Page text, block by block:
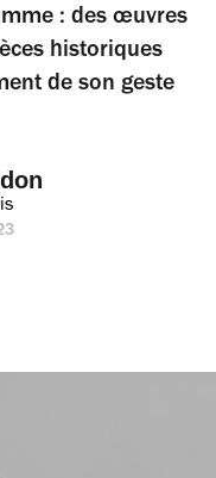
: des œuvres
historiques
de son geste